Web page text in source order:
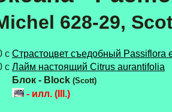
628-29,
с Cтрастоцвет съедобный Passiflora
с Лайм настоящий Citrus aurantifolia
Блок - Block (Scott)
- илл. (Ill.)